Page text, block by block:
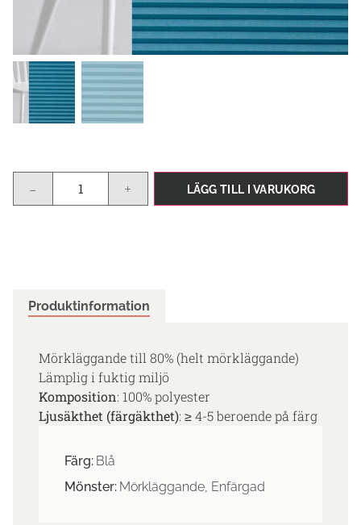
- + LÄGG TILL I VARUKORG
Produktinformation
Mörkläggande till 80% (helt mörkläggande)
Lämplig i fuktig miljö
Komposition: 100% polyester
Ljusäkthet (färgäkthet): ≥ 4-5 beroende på färg
Färg: Blå
Mönster: Mörkläggande, Enfärgad